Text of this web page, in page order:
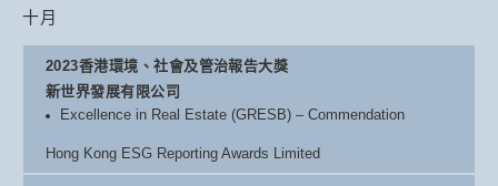
十月
2023香港環境、社會及管治報告大獎
新世界發展有限公司
Excellence in Real Estate (GRESB) – Commendation
Hong Kong ESG Reporting Awards Limited